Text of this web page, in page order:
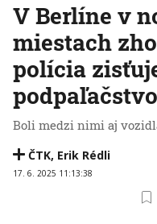
V Berlíne v
miestach
polícia
podpaľačstvo
Boli medzi nimi aj
ČTK, Erik Rédli
17. 6. 2025 11:13:38